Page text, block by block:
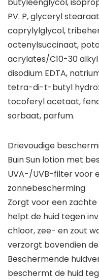
butyleenglycol,
PV. P, glyceryl
caprylylglycol,
octenylsuccinaat,
acrylates/C10-30
disodium EDTA,
tetra-di-t-butyl
tocoferyl acetaat,
sorbaat, parfum.
Drievoudige
Buin Sun lotion met
UVA-/UVB-filter voor
zonnebescherming
Zorgt voor een
helpt de huid tegen
chloor, zee- en zout
verzorgt bovendien
Beschermende
beschermt de huid